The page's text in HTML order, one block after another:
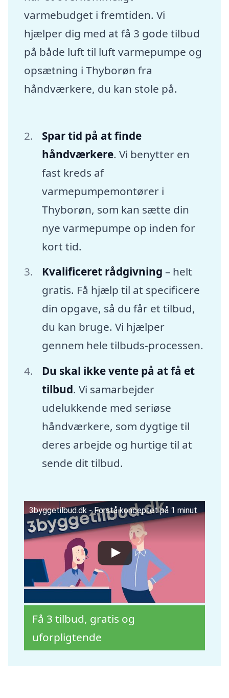
varmebudget i fremtiden. Vi
hjælper dig med at få 3 gode tilbud
på både luft til luft varmepumpe og
opsætning i Thyborøn fra
håndværkere, du kan stole på.
Spar tid på at finde
håndværkere. Vi benytter en
fast kreds af
varmepumpemontører i
Thyborøn, som kan sætte din
nye varmepumpe op inden for
kort tid.
Kvalificeret rådgivning – helt
gratis. Få hjælp til at specificere
din opgave, så du får et tilbud,
du kan bruge. Vi hjælper
gennem hele tilbuds-processen.
Du skal ikke vente på at få et
tilbud. Vi samarbejder
udelukkende med seriøse
håndværkere, som dygtige til
deres arbejde og hurtige til at
sende dit tilbud.
3byggetilbud.dk - Forstå konceptet på 1 minut
Få 3 tilbud, gratis og
uforpligtende